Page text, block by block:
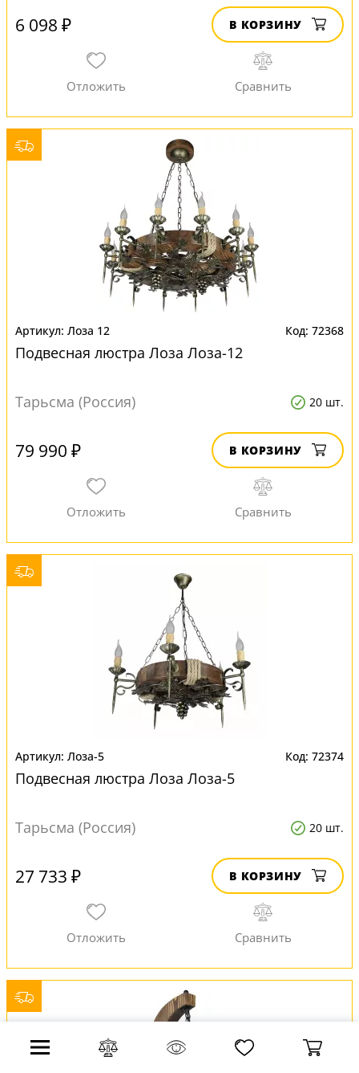
6 098 ₽ В КОРЗИНУ
Лоза 12 72368
Подвесная люстра Лоза Лоза-12
Тарьсма (Россия) 20 шт.
79 990 ₽ В КОРЗИНУ
Лоза-5 72374
Подвесная люстра Лоза Лоза-5
Тарьсма (Россия) 20 шт.
27 733 ₽ В КОРЗИНУ